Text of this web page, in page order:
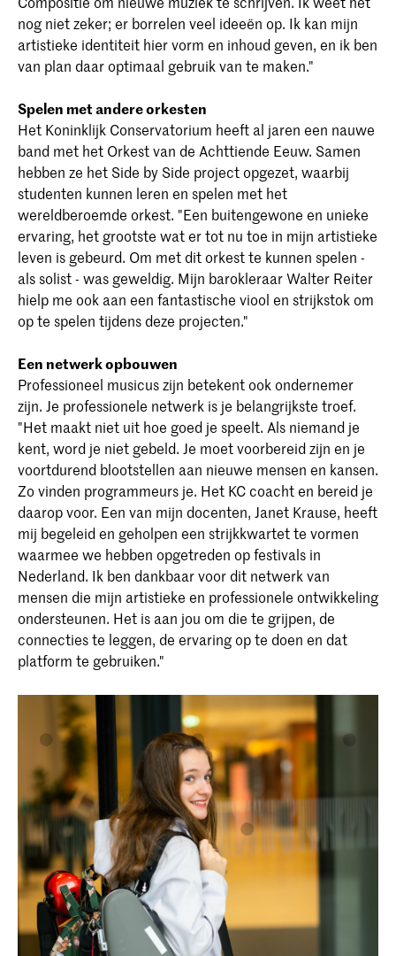
nog niet zeker; er borrelen veel ideeën op. Ik kan mijn
artistieke identiteit hier vorm en inhoud geven, en ik ben
van plan daar optimaal gebruik van te maken."
Spelen met andere orkesten
Het Koninklijk Conservatorium heeft al jaren een nauwe
band met het Orkest van de Achttiende Eeuw. Samen
hebben ze het Side by Side project opgezet, waarbij
studenten kunnen leren en spelen met het
wereldberoemde orkest. "Een buitengewone en unieke
ervaring, het grootste wat er tot nu toe in mijn artistieke
leven is gebeurd. Om met dit orkest te kunnen spelen -
als solist - was geweldig. Mijn barokleraar Walter Reiter
hielp me ook aan een fantastische viool en strijkstok om
op te spelen tijdens deze projecten."
Een netwerk opbouwen
Professioneel musicus zijn betekent ook ondernemer
zijn. Je professionele netwerk is je belangrijkste troef.
"Het maakt niet uit hoe goed je speelt. Als niemand je
kent, word je niet gebeld. Je moet voorbereid zijn en je
voortdurend blootstellen aan nieuwe mensen en kansen.
Zo vinden programmeurs je. Het KC coacht en bereid je
daarop voor. Een van mijn docenten, Janet Krause, heeft
mij begeleid en geholpen een strijkkwartet te vormen
waarmee we hebben opgetreden op festivals in
Nederland. Ik ben dankbaar voor dit netwerk van
mensen die mijn artistieke en professionele ontwikkeling
ondersteunen. Het is aan jou om die te grijpen, de
connecties te leggen, de ervaring op te doen en dat
platform te gebruiken."